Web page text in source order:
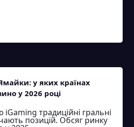
у яких країнах
у 2026 році
традиційні гральні
позицій. Обсяг ринку